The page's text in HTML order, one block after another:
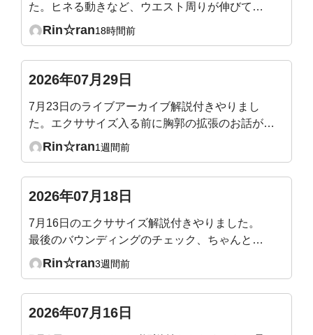
た。ヒネる動きなど、ウエスト周りが伸びて気
持ち良かったです。腰痛にも効きそうでした。
Rin☆ran18時間前
2026年07月29日
7月23日のライブアーカイブ解説付きやりまし
た。エクササイズ入る前に胸郭の拡張のお話があ
ったので、メジャーで測ってテストしてみたとこ
というのは、普通の呼吸時ではなくて、深呼吸の
時の数値ですか？深呼吸をしても全くそこには届
きそうにないです‥。何となくわかってはいまし
たが、やはりショックでした。
Rin☆ran1週間前
2026年07月18日
7月16日のエクササイズ解説付きやりました。
最後のバウンディングのチェック、ちゃんと腹
圧が入るのを確認できました。最後、バックプ
Rin☆ran3週間前
2026年07月16日